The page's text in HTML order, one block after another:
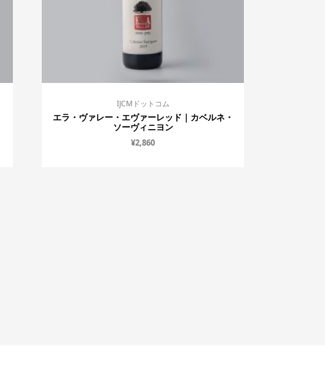
IJCMドットコム
エラ・ヴァレー・エヴァーレッド｜カベルネ・
ソーヴィニヨン
¥2,860